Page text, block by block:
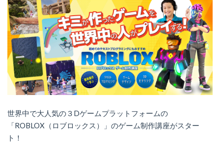
世界中で大人気の３Dゲームプラットフォームの
「ROBLOX（ロブロックス）」のゲーム制作講座がスター
ト！